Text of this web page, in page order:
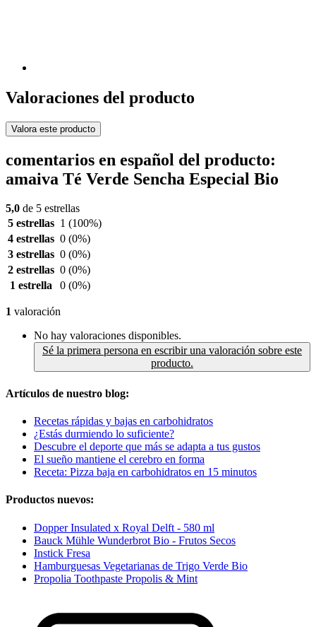
Valoraciones del producto
Valora este producto
comentarios en español del producto:
amaiva Té Verde Sencha Especial Bio
5,0 de 5 estrellas
5 estrellas 1 (100%)
4 estrellas 0 (0%)
3 estrellas 0 (0%)
2 estrellas 0 (0%)
1 estrella
0 (0%)
1 valoración
No hay valoraciones disponibles.
Sé la primera persona en escribir una valoración sobre este
producto.
Artículos de nuestro blog:
Recetas rápidas y bajas en carbohidratos
¿Estás durmiendo lo suficiente?
Descubre el deporte que más se adapta a tus gustos
El sueño mantiene el cerebro en forma
Receta: Pizza baja en carbohidratos en 15 minutos
Productos nuevos:
Dopper Insulated x Royal Delft - 580 ml
Bauck Mühle Wunderbrot Bio - Frutos Secos
Instick Fresa
Hamburguesas Vegetarianas de Trigo Verde Bio
Propolia Toothpaste Propolis & Mint